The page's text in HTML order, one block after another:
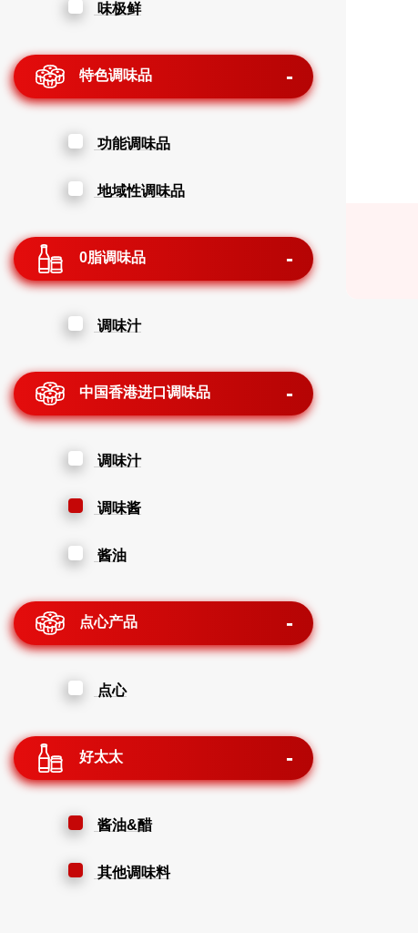
味极鲜
特色调味品
功能调味品
地域性调味品
0脂调味品
调味汁
中国香港进口调味品
调味汁
调味酱
酱油
点心产品
点心
好太太
酱油&醋
其他调味料